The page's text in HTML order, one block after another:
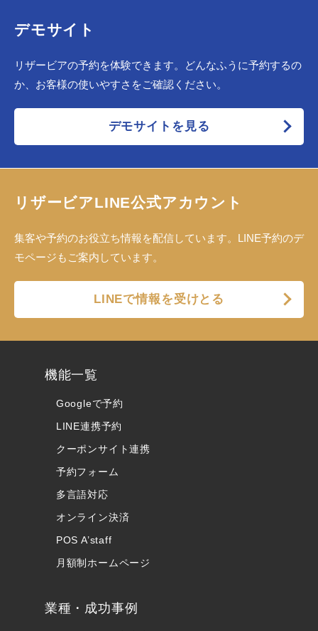
デモサイト
リザービアの予約を体験できます。どんなふうに予約するの
か、お客様の使いやすさをご確認ください。
デモサイトを見る
リザービアLINE公式アカウント
集客や予約のお役立ち情報を配信しています。LINE予約のデ
モページもご案内しています。
LINEで情報を受けとる
機能一覧
Googleで予約
LINE連携予約
クーポンサイト連携
予約フォーム
多言語対応
オンライン決済
POS A’staff
月額制ホームページ
業種・成功事例